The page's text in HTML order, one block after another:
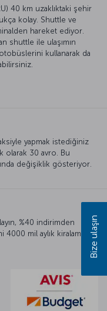
40 km uzaklıktaki şehir
kolay. Shuttle ve
hareket ediyor.
shuttle ile ulaşımın
kullanarak da
yapmak istediğiniz
olarak 30 avro. Bu
değişiklik gösteriyor.
%40 indirimden
4000 mil aylık kiralamadaBize ulaşın